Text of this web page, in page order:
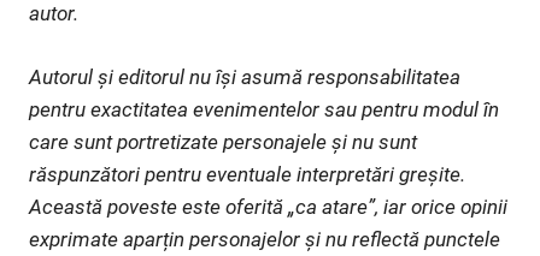
autor.
Autorul și editorul nu își asumă responsabilitatea
pentru exactitatea evenimentelor sau pentru modul în
care sunt portretizate personajele și nu sunt
răspunzători pentru eventuale interpretări greșite.
Această poveste este oferită „ca atare”, iar orice opinii
exprimate aparțin personajelor și nu reflectă punctele